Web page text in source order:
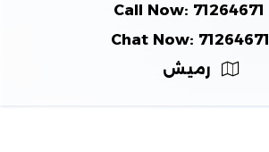
Call Now: 71264671
Chat Now: 71264671
رميش